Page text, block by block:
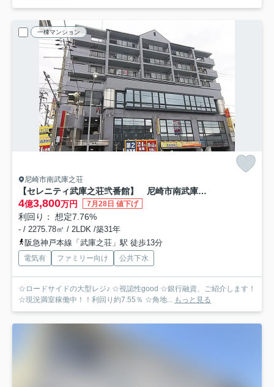
一棟マンション
尼崎市南武庫之荘
【セレニティ武庫之荘弐番館】 尼崎市南武庫之荘１棟収益マンション
4億3,800万円 7月28日 値下げ
利回り： 想定7.76%
- / 2275.78㎡ / 2LDK /築31年
阪急神戸本線「武庫之荘」駅 徒歩13分
電気有 ファミリー向け 公共下水
☆ロードサイドの大型レジ♪ ☆視認性good ☆銀行融資、ご紹介します！
☆現況満室稼働中！！利回り約7.55％ ☆角地... もっと見る